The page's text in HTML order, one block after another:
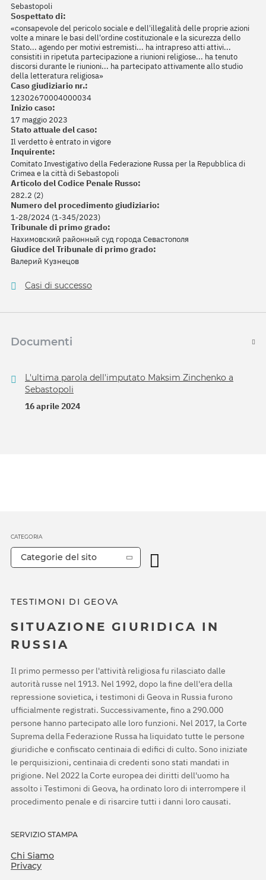
Sebastopoli
Sospettato di:
«consapevole del pericolo sociale e dell'illegalità delle proprie azioni
volte a minare le basi dell'ordine costituzionale e la sicurezza dello
Stato... agendo per motivi estremisti... ha intrapreso atti attivi...
consistiti in ripetuta partecipazione a riunioni religiose... ha tenuto
discorsi durante le riunioni... ha partecipato attivamente allo studio
della letteratura religiosa»
Caso giudiziario nr.:
12302670004000034
Inizio caso:
17 maggio 2023
Stato attuale del caso:
Il verdetto è entrato in vigore
Inquirente:
Comitato Investigativo della Federazione Russa per la Repubblica di
Crimea e la città di Sebastopoli
Articolo del Codice Penale Russo:
282.2 (2)
Numero del procedimento giudiziario:
1-28/2024 (1-345/2023)
Tribunale di primo grado:
Нахимовский районный суд города Севастополя
Giudice del Tribunale di primo grado:
Валерий Кузнецов
Casi di successo
Documenti
L'ultima parola dell'imputato Maksim Zinchenko a
Sebastopoli
16 aprile 2024
TESTIMONI DI GEOVA
SITUAZIONE GIURIDICA IN
RUSSIA
Il primo permesso per l'attività religiosa fu rilasciato dalle
autorità russe nel 1913. Nel 1992, dopo la fine dell'era della
repressione sovietica, i testimoni di Geova in Russia furono
ufficialmente registrati. Successivamente, fino a 290.000
persone hanno partecipato alle loro funzioni. Nel 2017, la Corte
Suprema della Federazione Russa ha liquidato tutte le persone
giuridiche e confiscato centinaia di edifici di culto. Sono iniziate
le perquisizioni, centinaia di credenti sono stati mandati in
prigione. Nel 2022 la Corte europea dei diritti dell'uomo ha
assolto i Testimoni di Geova, ha ordinato loro di interrompere il
procedimento penale e di risarcire tutti i danni loro causati.
SERVIZIO STAMPA
Chi Siamo
Privacy
CATEGORIA
Categorie del sito